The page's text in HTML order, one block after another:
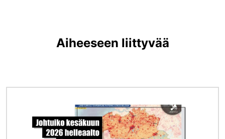
Aiheeseen liittyvää